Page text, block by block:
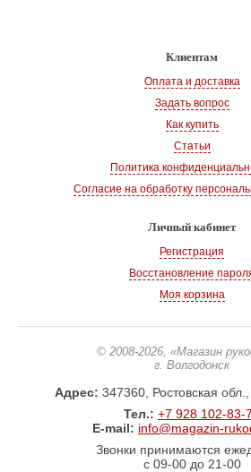
Клиентам
Оплата и доставка
Задать вопрос
Как купить
Статьи
Политика
Согласие на обработку
Личный кабинет
Регистрация
Восстановление
Моя корзина
© 2008-2026, «Магазин
г. Волгодонск
Адрес: 347360, Ростовская обл.,
Тел.: +7 928 102-83-
E-mail: info@magazin-
Звонки принимаются
с 09-00 до 21-00